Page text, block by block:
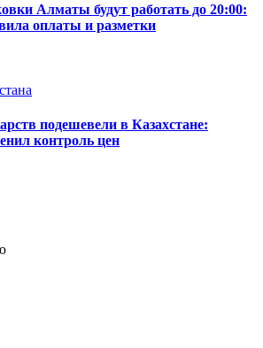
Алматы будут работать до 20:00:
оплаты и разметки
подешевели в Казахстане:
контроль цен